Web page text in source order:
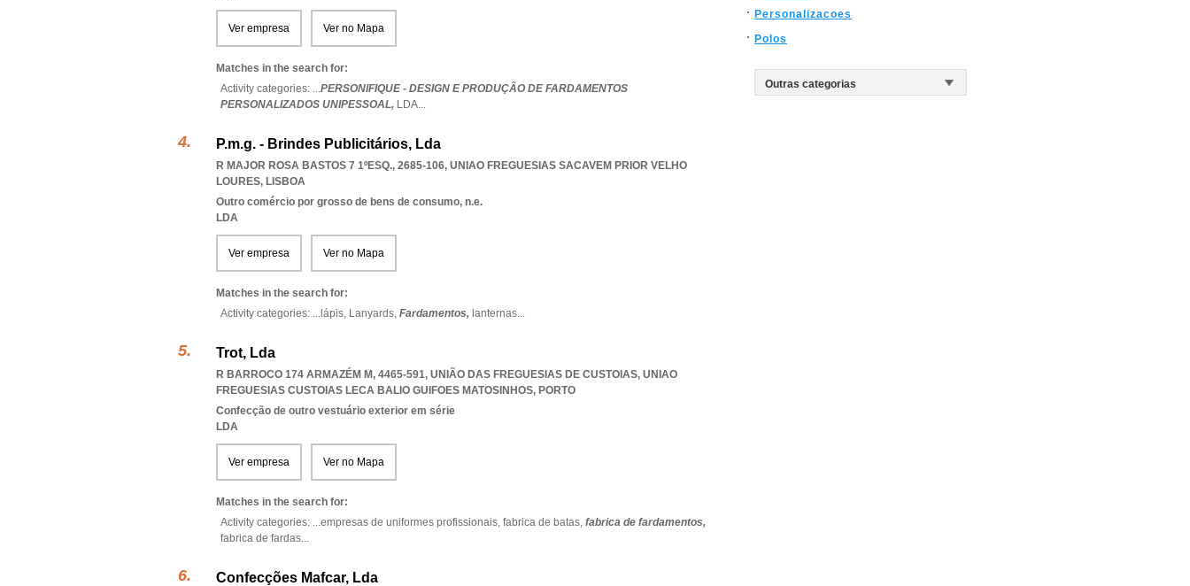
Ver empresa Ver no Mapa
Matches in the search for:
Activity categories: ...PERSONIFIQUE - DESIGN E PRODUÇÃO DE FARDAMENTOS
PERSONALIZADOS UNIPESSOAL, LDA...
P.m.g. - Brindes Publicitários, Lda
R MAJOR ROSA BASTOS 7 1ºESQ., 2685-106, UNIAO FREGUESIAS SACAVEM PRIOR VELHO
LOURES, LISBOA
Outro comércio por grosso de bens de consumo, n.e.
LDA
Ver empresa Ver no Mapa
Matches in the search for:
Activity categories: ... lápis, Lanyards, Fardamentos, lanternas...
Trot, Lda
R BARROCO 174 ARMAZÉM M, 4465-591, UNIÃO DAS FREGUESIAS DE CUSTOIAS, UNIAO
FREGUESIAS CUSTOIAS LECA BALIO GUIFOES MATOSINHOS, PORTO
Confecção de outro vestuário exterior em série
LDA
Ver empresa Ver no Mapa
Matches in the search for:
Activity categories: ...empresas de uniformes profissionais, fabrica de batas, fabrica de fardamentos,
fabrica de fardas...
Confecções Mafcar, Lda
Personalizacoes
Polos